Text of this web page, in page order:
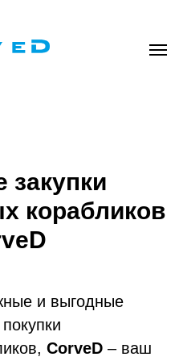
корабликов
и выгодные
CorveD – ваш